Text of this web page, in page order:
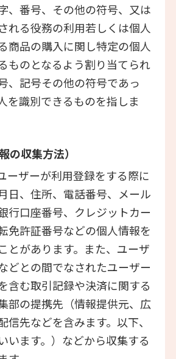
、番号、その他の符号、又は
れる役務の利用若しくは個人
商品の購入に関し特定の個人
ものとなるよう割り当てられ
、記号その他の符号であっ
を識別できるものを指しま
の収集方法）
ーザーが利用登録をする際に
日、住所、電話番号、メール
行口座番号、クレジットカー
免許証番号などの個人情報を
とがあります。また、ユーザ
どとの間でなされたユーザー
含む取引記録や決済に関する
部の提携先（情報提供元、広
信先などを含みます。以下、
います。）などから収集する